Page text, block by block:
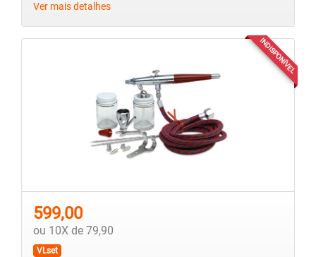
Ver mais detalhes
INDISPONÍVEL
599,00
ou 10X de 79,90
VLset